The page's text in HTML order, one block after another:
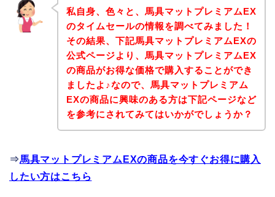
私自身、色々と、馬具マットプレミアムEX
のタイムセールの情報を調べてみました！
その結果、下記馬具マットプレミアムEXの
公式ページより、馬具マットプレミアムEX
の商品がお得な価格で購入することができ
ましたよ♪なので、馬具マットプレミアム
EXの商品に興味のある方は下記ページなど
を参考にされてみてはいかがでしょうか？
⇒馬具マットプレミアムEXの商品を今すぐお得に購入
したい方はこちら